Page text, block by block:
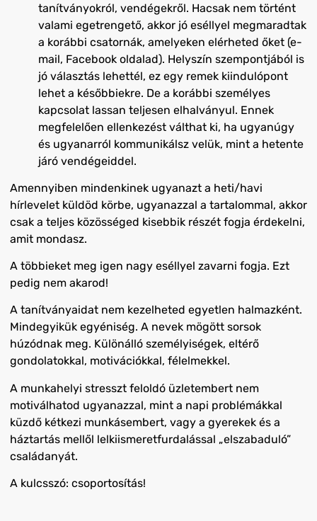
tanítványokról, vendégekről. Hacsak nem történt
valami egetrengető, akkor jó eséllyel megmaradtak
a korábbi csatornák, amelyeken elérheted őket (e-
mail, Facebook oldalad). Helyszín szempontjából is
jó választás lehettél, ez egy remek kiindulópont
lehet a későbbiekre. De a korábbi személyes
kapcsolat lassan teljesen elhalványul. Ennek
megfelelően ellenkezést válthat ki, ha ugyanúgy
és ugyanarról kommunikálsz velük, mint a hetente
járó vendégeiddel.
Amennyiben mindenkinek ugyanazt a heti/havi
hírlevelet küldöd körbe, ugyanazzal a tartalommal, akkor
csak a teljes közösséged kisebbik részét fogja érdekelni,
amit mondasz.
A többieket meg igen nagy eséllyel zavarni fogja. Ezt
pedig nem akarod!
A tanítványaidat nem kezelheted egyetlen halmazként.
Mindegyikük egyéniség. A nevek mögött sorsok
húzódnak meg. Különálló személyiségek, eltérő
gondolatokkal, motivációkkal, félelmekkel.
A munkahelyi stresszt feloldó üzletembert nem
motiválhatod ugyanazzal, mint a napi problémákkal
küzdő kétkezi munkásembert, vagy a gyerekek és a
háztartás mellől lelkiismeretfurdalással „elszabaduló”
családanyát.
A kulcsszó: csoportosítás!